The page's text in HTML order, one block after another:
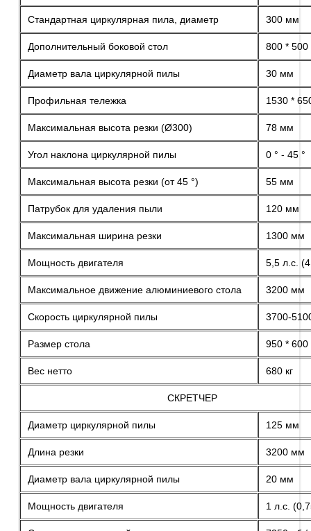
Стандартная циркулярная пила, диаметр 300 мм
Дополнительный боковой стол 800 *
Диаметр вала циркулярной пилы 30 мм
Профильная тележка 1530 *
Максимальная высота резки (Ø300) 78 мм
Угол наклона циркулярной пилы 0 ° - 45 °
Максимальная высота резки (от 45 °) 55 мм
Патрубок для удаления пыли 120 мм
Максимальная ширина резки 1300 мм
Мощность двигателя 5,5 л.с.
Максимальное движение алюминиевого стола 3200 мм
Скорость циркулярной пилы 3700-
Размер стола 950 *
Вес нетто 680 кг
СКРЕТЧЕР
Диаметр циркулярной пилы 125 мм
Длина резки 3200 мм
Диаметр вала циркулярной пилы 20 мм
Мощность двигателя 1 л.с.